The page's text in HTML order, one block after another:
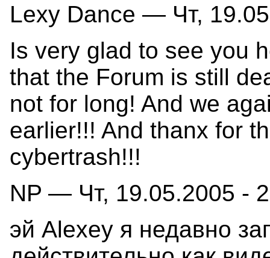
Lexy Dance — Чт,
Is very glad to see you
that the Forum is still
not for long! And we
earlier!!! And thanx for
cybertrash!!!
NP — Чт, 19.05.2005 -
эй Alexey я недавно